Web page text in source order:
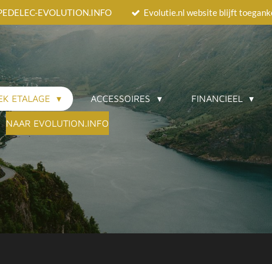
EVOLUTION.INFO Evolutie.nl website blijft
ETALAGE ACCESSOIRES FINANCIEEL
NAAR EVOLUTION.INFO